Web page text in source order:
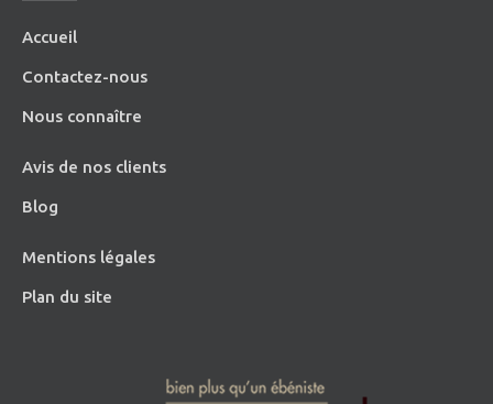
Accueil
Contactez-nous
Nous connaître
Avis de nos clients
Blog
Mentions légales
Plan du site